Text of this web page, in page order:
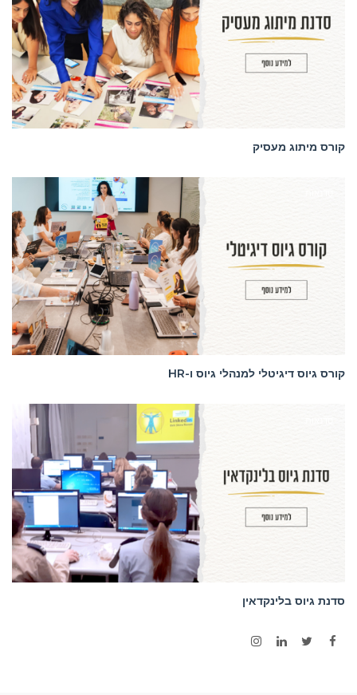
קורס מיתוג מעסיק
קורס גיוס דיגיטלי למנהלי גיוס ו-HR
סדנת גיוס בלינקדאין